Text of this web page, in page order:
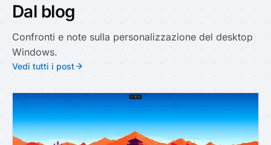
Dal blog
Confronti e note sulla personalizzazione del desktop
Windows.
Vedi tutti i post